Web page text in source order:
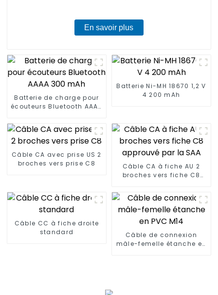
En savoir plus
Batterie de charge pour
écouteurs Bluetooth AAAA
Batterie Ni-MH 18670 1,2 V
4 200 mAh
Câble CA avec prise US 2
broches vers prise C8
Câble CA à fiche AU 2
broches vers fiche C8
Câble CC à fiche droite
standard
Câble de connexion
mâle-femelle étanche en